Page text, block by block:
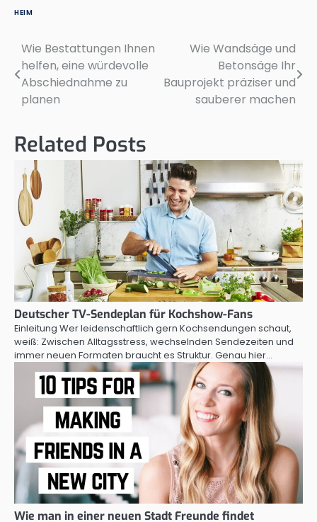
HEIM
Post
navigation
Wie Bestattungen Ihnen
helfen, eine würdevolle
Abschiednahme zu
planen
Wie Wandsäge und
Betonsäge Ihr
Bauprojekt präziser und
sauberer machen
Related Posts
Deutscher TV-Sendeplan für Kochshow-Fans
Einleitung Wer leidenschaftlich gern Kochsendungen schaut,
weiß: Zwischen Alltagsstress, wechselnden Sendezeiten und
immer neuen Formaten braucht es Struktur. Genau hier…
Wie man in einer neuen Stadt Freunde findet